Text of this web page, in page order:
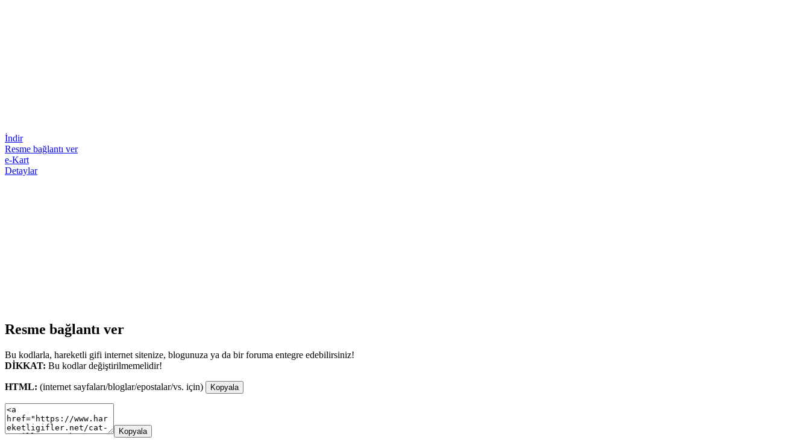
İndir
Resme bağlantı ver
e-Kart
Detaylar
Resme bağlantı ver
Bu kodlarla, hareketli gifi internet sitenize, blogunuza ya da bir foruma entegre edebilirsiniz!
DİKKAT: Bu kodlar değiştirilmemelidir!
HTML: (internet sayfaları/bloglar/epostalar/vs. için) Kopyala
Kopyala